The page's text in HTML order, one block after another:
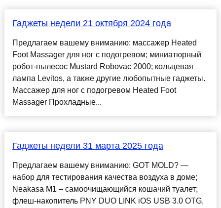
Гаджеты недели 21 октября 2024 года
Предлагаем вашему вниманию: массажер Heated
Foot Massager для ног с подогревом; миниатюрный
робот-пылесос Mustard Robovac 2000; кольцевая
лампа Levitos, а также другие любопытные гаджеты.
Массажер для ног с подогревом Heated Foot
Massager Прохладные...
Гаджеты недели 31 марта 2025 года
Предлагаем вашему вниманию: GOT MOLD? —
набор для тестирования качества воздуха в доме;
Neakasa M1 – самоочищающийся кошачий туалет;
флеш-накопитель PNY DUO LINK iOS USB 3.0 OTG,